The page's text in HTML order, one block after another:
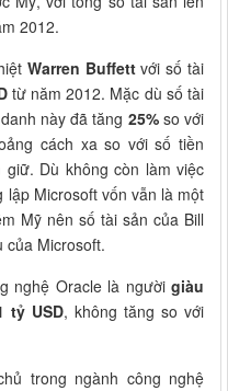
2012.
Warren Buffettvới số tài
từ năm 2012. Mặc dù số tài
này đã tăng 25%so với
cách xa so với số tiền
Dù không còn làm việc
Microsoft vốn vẫn là một
Mỹ nên số tài sản của Bill
của Microsoft.
nghệ Oracle là người giàu
tỷ USD, không tăng so với
trong ngành công nghệ